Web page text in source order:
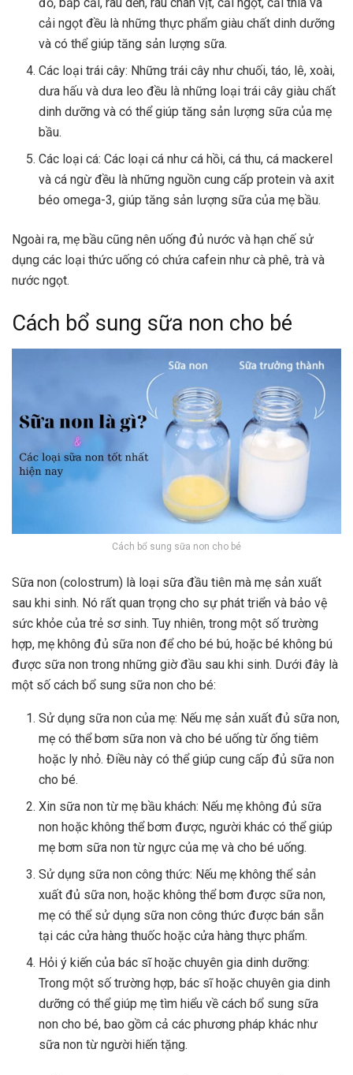
cải ngọt đều là những thực phẩm giàu chất dinh dưỡng
và có thể giúp tăng sản lượng sữa.
Các loại trái cây: Những trái cây như chuối, táo, lê, xoài,
dưa hấu và dưa leo đều là những loại trái cây giàu chất
dinh dưỡng và có thể giúp tăng sản lượng sữa của mẹ
bầu.
Các loại cá: Các loại cá như cá hồi, cá thu, cá mackerel
và cá ngừ đều là những nguồn cung cấp protein và axit
béo omega-3, giúp tăng sản lượng sữa của mẹ bầu.
Ngoài ra, mẹ bầu cũng nên uống đủ nước và hạn chế sử
dụng các loại thức uống có chứa cafein như cà phê, trà và
nước ngọt.
Cách bổ sung sữa non cho bé
Cách bổ sung sữa non cho bé
Sữa non (colostrum) là loại sữa đầu tiên mà mẹ sản xuất
sau khi sinh. Nó rất quan trọng cho sự phát triển và bảo vệ
sức khỏe của trẻ sơ sinh. Tuy nhiên, trong một số trường
hợp, mẹ không đủ sữa non để cho bé bú, hoặc bé không bú
được sữa non trong những giờ đầu sau khi sinh. Dưới đây là
một số cách bổ sung sữa non cho bé:
Sử dụng sữa non của mẹ: Nếu mẹ sản xuất đủ sữa non,
mẹ có thể bơm sữa non và cho bé uống từ ống tiêm
hoặc ly nhỏ. Điều này có thể giúp cung cấp đủ sữa non
cho bé.
Xin sữa non từ mẹ bầu khách: Nếu mẹ không đủ sữa
non hoặc không thể bơm được, người khác có thể giúp
mẹ bơm sữa non từ ngực của mẹ và cho bé uống.
Sử dụng sữa non công thức: Nếu mẹ không thể sản
xuất đủ sữa non, hoặc không thể bơm được sữa non,
mẹ có thể sử dụng sữa non công thức được bán sẵn
tại các cửa hàng thuốc hoặc cửa hàng thực phẩm.
Hỏi ý kiến của bác sĩ hoặc chuyên gia dinh dưỡng:
Trong một số trường hợp, bác sĩ hoặc chuyên gia dinh
dưỡng có thể giúp mẹ tìm hiểu về cách bổ sung sữa
non cho bé, bao gồm cả các phương pháp khác như
sữa non từ người hiến tặng.